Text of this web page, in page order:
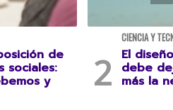
de
sociales:
y
CIENCIA Y
El
debe
más la